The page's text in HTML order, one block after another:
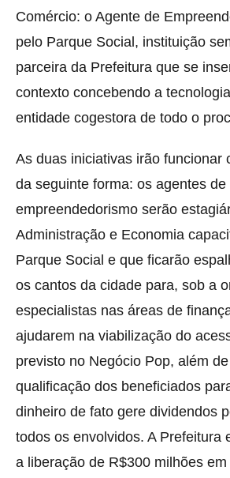
Comércio: o Agente de
pelo Parque Social, instituição
parceira da Prefeitura que se
contexto concebendo a
entidade cogestora de todo o
As duas iniciativas irão funcionar
da seguinte forma: os agentes de
empreendedorismo serão
Administração e Economia
Parque Social e que ficarão
os cantos da cidade para, sob a
especialistas nas áreas de
ajudarem na viabilização do
previsto no Negócio Pop, além
qualificação dos beneficiados
dinheiro de fato gere dividendos
todos os envolvidos. A Prefeitura
a liberação de R$300 milhões